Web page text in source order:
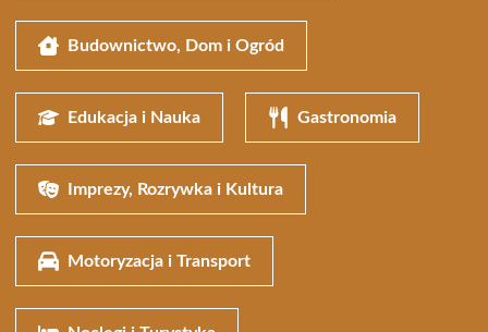
Budownictwo, Dom i Ogród
Edukacja i Nauka Gastronomia
Imprezy, Rozrywka i Kultura
Motoryzacja i Transport